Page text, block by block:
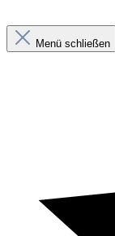
Menü schließen